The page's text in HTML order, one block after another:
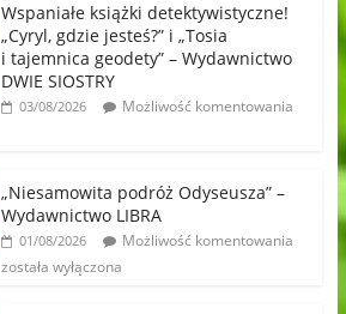
Wspaniałe książki detektywistyczne!
„Cyryl, gdzie jesteś?” i „Tosia
i tajemnica geodety” – Wydawnictwo
DWIE SIOSTRY
03/08/2026
Możliwość komentowania
„Niesamowita podróż Odyseusza” –
Wydawnictwo LIBRA
01/08/2026
Możliwość komentowania
została wyłączona